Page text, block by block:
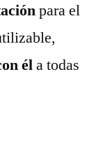
para el
éla todas